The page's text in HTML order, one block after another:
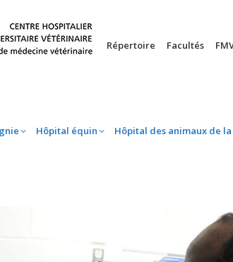
Répertoire Facultés
Hôpital équin Hôpital des animaux de
compagnie Hôpital équin